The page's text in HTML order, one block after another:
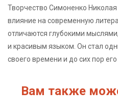
Творчество Симоненко
влияние на современную
отличаются глубокими
и красивым языком. Он стал
своего времени и до сих пор
Вам также